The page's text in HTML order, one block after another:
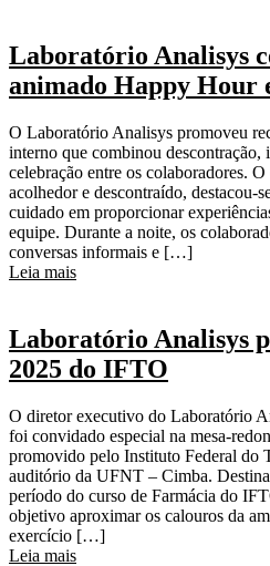
Laboratório Analisys
animado Happy Hour
O Laboratório Analisys promoveu
interno que combinou descontração,
celebração entre os colaboradores.
acolhedor e descontraído, destacou-
cuidado em proporcionar
equipe. Durante a noite, os
conversas informais e […]
Leia mais
Laboratório Analisys
2025 do IFTO
O diretor executivo do Laboratório
foi convidado especial na mesa-
promovido pelo Instituto Federal do
auditório da UFNT – Cimba.
período do curso de Farmácia do
objetivo aproximar os calouros da
exercício […]
Leia mais